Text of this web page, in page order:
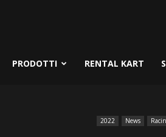
PRODOTTI RENTAL KART
2022 News